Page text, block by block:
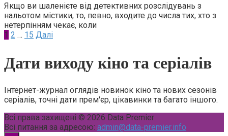
Якщо ви шаленієте від детективних розслідувань з
нальотом містики, то, певно, входите до числа тих, хто з
нетерпінням чекає, коли
Пагінація
1 2 … 15 Далі
Дати виходу кіно та серіалів
Інтернет-журнал оглядів новинок кіно та нових сезонів
серіалів, точні дати прем'єр, цікавинки та багато іншого.
Всі права захищені © 2026 Data Premier
Всі питання за адресою: admin@data-premier.info